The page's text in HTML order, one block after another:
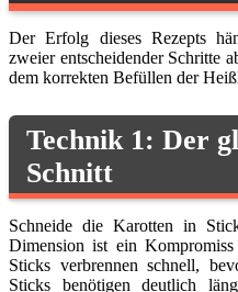
Der Erfolg dieses Rezepts
zweier entscheidender Schritte
dem korrekten Befüllen der
Technik 1: Der
Schnitt
Schneide die Karotten in
Dimension ist ein
Sticks verbrennen schnell,
Sticks benötigen deutlich